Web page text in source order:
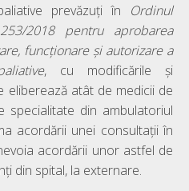
prevăzuţi în Ordinul
2018 pentru aprobarea
funcţionare şi autorizare a
, cu modificările şi
eliberează atât de medicii de
specialitate din ambulatoriul
acordării unei consultații în
acordării unor astfel de
din spital, la externare.